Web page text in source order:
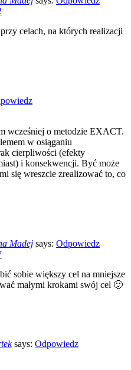
celach, na których realizacji
wcześniej o metodzie EXACT.
w osiąganiu
cierpliwości (efekty
i konsekwencji. Być może
się wreszcie zrealizować to, co
Madej says: Odpowiedz
sobie większy cel na mniejsze
małymi krokami swój cel 🙂
says: Odpowiedz